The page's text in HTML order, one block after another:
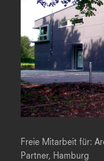
Freie Mitarbeit für:
Partner, Hamburg